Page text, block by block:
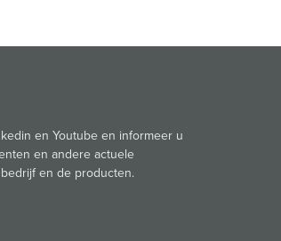
en Youtube en informeer u
en andere actuele
en de producten.